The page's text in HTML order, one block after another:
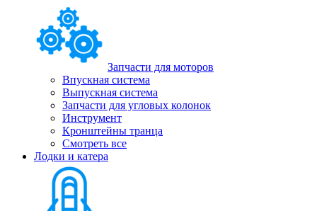
Запчасти для моторов
Впускная система
Выпускная система
Запчасти для угловых колонок
Инструмент
Кронштейны транца
Смотреть все
Лодки и катера